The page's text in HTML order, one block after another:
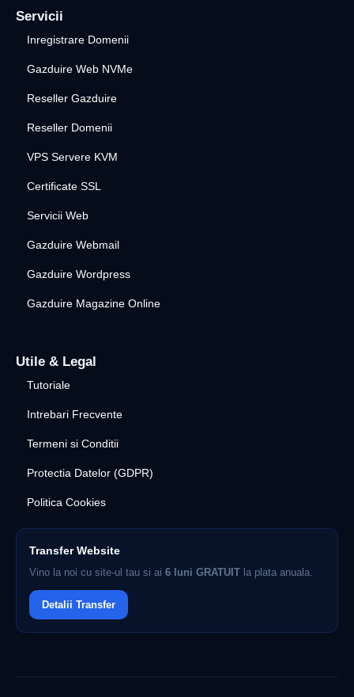
Servicii
Inregistrare Domenii
Gazduire Web NVMe
Reseller Gazduire
Reseller Domenii
VPS Servere KVM
Certificate SSL
Servicii Web
Gazduire Webmail
Gazduire Wordpress
Gazduire Magazine Online
Utile & Legal
Tutoriale
Intrebari Frecvente
Termeni si Conditii
Protectia Datelor (GDPR)
Politica Cookies
Transfer Website
Vino la noi cu site-ul tau si ai 6 luni GRATUIT la plata anuala.
Detalii Transfer